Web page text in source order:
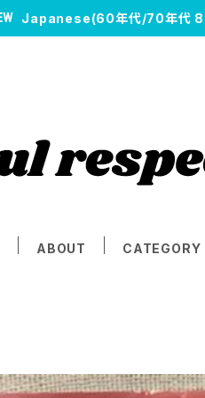
Japanese(60年代/70年代 80
ABOUT CATEGORY